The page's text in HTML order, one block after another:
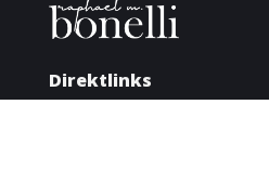
Direktlinks